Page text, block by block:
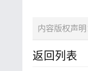
内容版权声
返回列表